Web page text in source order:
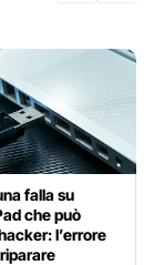
falla su
che può
l’errore